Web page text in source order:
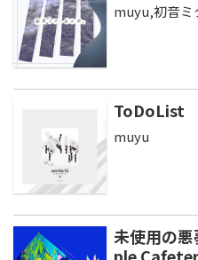
muyu,初音ミ
ToDoList
muyu
未使用の